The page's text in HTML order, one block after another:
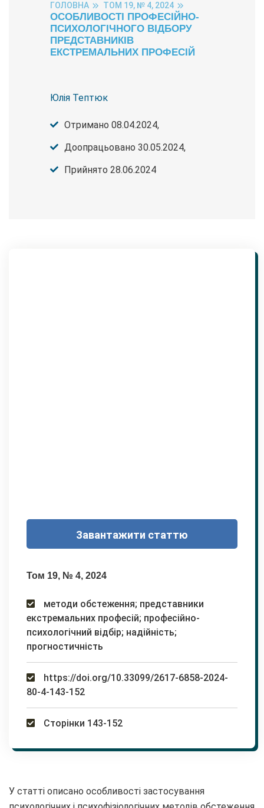
ГОЛОВНА ТОМ 19, № 4, 2024
ОСОБЛИВОСТІ ПРОФЕСІЙНО-
ПСИХОЛОГІЧНОГО ВІДБОРУ
ПРЕДСТАВНИКІВ
ЕКСТРЕМАЛЬНИХ ПРОФЕСІЙ
Юлія Тептюк
Отримано 08.04.2024,
Доопрацьовано 30.05.2024,
Прийнято 28.06.2024
Завантажити статтю
Том 19, № 4, 2024
методи обстеження; представники
екстремальних професій; професійно-
психологічний відбір; надійність;
прогностичність
https://doi.org/10.33099/2617-6858-2024-
80-4-143-152
Сторінки 143-152
У статті описано особливості застосування